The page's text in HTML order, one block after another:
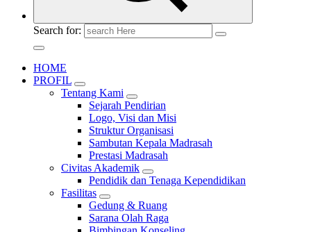
Search for:
HOME
PROFIL
Tentang Kami
Sejarah Pendirian
Logo, Visi dan Misi
Struktur Organisasi
Sambutan Kepala Madrasah
Prestasi Madrasah
Civitas Akademik
Pendidik dan Tenaga Kependidikan
Fasilitas
Gedung & Ruang
Sarana Olah Raga